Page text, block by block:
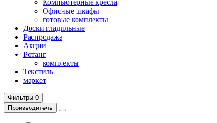
Компьютерные кресла
Офисные шкафы
готовые комплекты
Доски гладильные
Распродажа
Акции
Ротанг
комплекты
Текстиль
маркет
Фильтры 0
Производитель